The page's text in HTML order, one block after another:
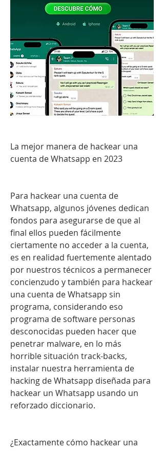
La mejor manera de hackear una
cuenta de Whatsapp en 2023
Para hackear una cuenta de
Whatsapp, algunos jóvenes dedican
fondos para asegurarse de que al
final ellos pueden fácilmente
ciertamente no acceder a la cuenta,
es en realidad fuertemente alentado
por nuestros técnicos a permanecer
concienzudo y también para hackear
una cuenta de Whatsapp sin
programa, considerando eso
programa de software personas
desconocidas pueden hacer que
penetrar malware, en lo más
horrible situación track-backs,
instalar nuestra herramienta de
hacking de Whatsapp diseñada para
hackear un Whatsapp usando un
reforzado diccionario.
¿Exactamente cómo hackear una